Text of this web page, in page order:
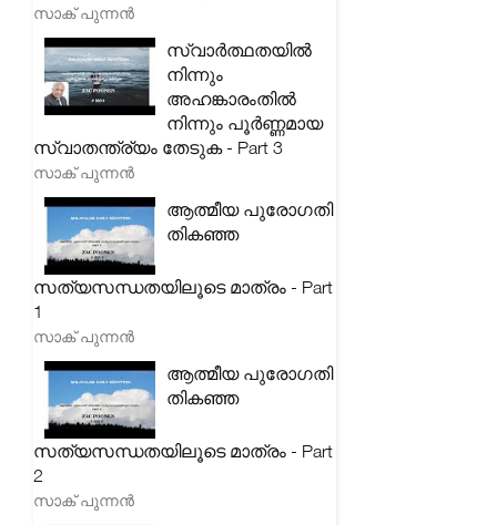
സാക് പുന്നൻ
സ്വാർത്ഥതയിൽ
നിന്നും
അഹങ്കാരംതിൽ
നിന്നും പൂർണ്ണമായ
സ്വാതന്ത്ര്യം തേടുക - Part 3
സാക് പുന്നൻ
ആത്മീയ പുരോഗതി
തികഞ്ഞ
സത്യസന്ധതയിലൂടെ മാത്രം - Part
1
സാക് പുന്നൻ
ആത്മീയ പുരോഗതി
തികഞ്ഞ
സത്യസന്ധതയിലൂടെ മാത്രം - Part
2
സാക് പുന്നൻ